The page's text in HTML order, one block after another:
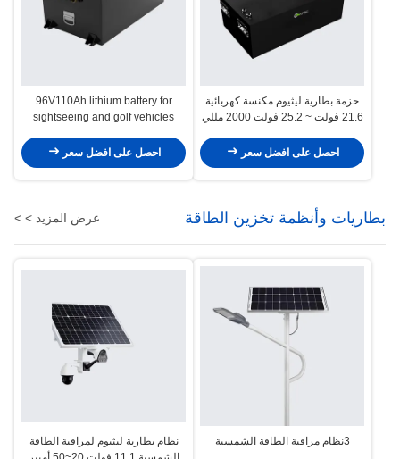
حزمة بطارية ليثيوم مكنسة كهربائية
21.6 فولت ~ 25.2 فولت 2000 مللي
احصل على افضل سعر
96V110Ah lithium battery for
sightseeing and golf vehicles
احصل على افضل سعر
بطاريات وأنظمة تخزين الطاقة عرض المزيد > >
3نظام مراقبة الطاقة الشمسية
نظام بطارية ليثيوم لمراقبة الطاقة